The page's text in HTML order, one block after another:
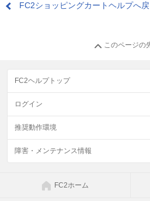
FC2ショッピングカートヘルプへ戻
このページの
FC2ヘルプトップ
ログイン
推奨動作環境
障害・メンテナンス情報
FC2ホーム